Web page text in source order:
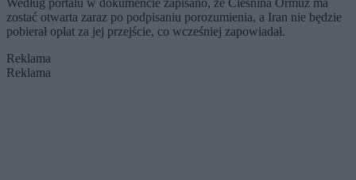
Według portalu w dokumencie zapisano, że Cieśnina Ormuz ma
zostać otwarta zaraz po podpisaniu porozumienia, a Iran nie będzie
pobierał opłat za jej przejście, co wcześniej zapowiadał.
Reklama
Reklama